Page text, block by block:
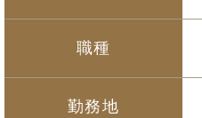
職種
勤務地